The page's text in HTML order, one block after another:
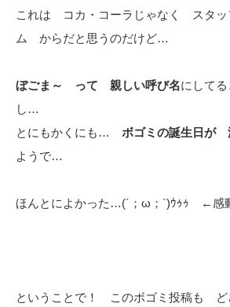
これは コカ・コーラじゃなく スタッ
ム からだと思うのだけど…
ぼごま～ って 親しい呼び名にして
し…
とにもかくにも… ボゴミの誕生日が
ようで…
ほんとによかった…(´；ω；`)ｳｩｩ ←感
ということで！ このボゴミ投稿も ど